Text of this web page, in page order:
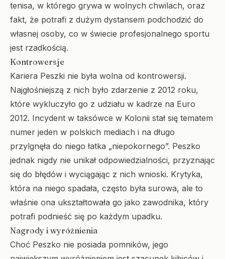
tenisa, w którego grywa w wolnych chwilach, oraz
fakt, że potrafi z dużym dystansem podchodzić do
własnej osoby, co w świecie profesjonalnego sportu
jest rzadkością.
Kontrowersje
Kariera Peszki nie była wolna od kontrowersji.
Najgłośniejszą z nich było zdarzenie z 2012 roku,
które wykluczyło go z udziału w kadrze na Euro
2012. Incydent w taksówce w Kolonii stał się tematem
numer jeden w polskich mediach i na długo
przylgnęła do niego łatka „niepokornego”. Peszko
jednak nigdy nie unikał odpowiedzialności, przyznając
się do błędów i wyciągając z nich wnioski. Krytyka,
która na niego spadała, często była surowa, ale to
właśnie ona ukształtowała go jako zawodnika, który
potrafi podnieść się po każdym upadku.
Nagrody i wyróżnienia
Choć Peszko nie posiada pomników, jego